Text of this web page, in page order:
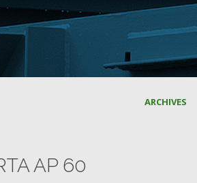
ARCHIVES
AP 60